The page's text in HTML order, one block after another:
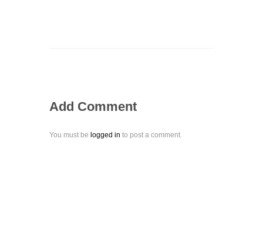
Add Comment
You must be logged in to post a comment.